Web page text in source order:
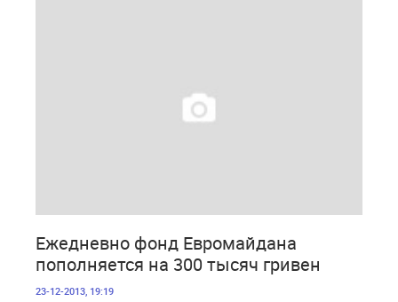
Ежедневно фонд Евромайдана
пополняется на 300 тысяч гривен
23-12-2013, 19:19